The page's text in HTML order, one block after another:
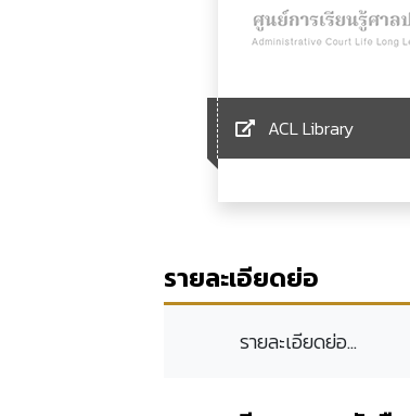
ACL Library
รายละเอียดย่อ
รายละเอียดย่อ...